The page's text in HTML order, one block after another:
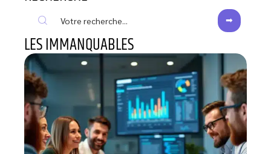
LES IMMANQUABLES